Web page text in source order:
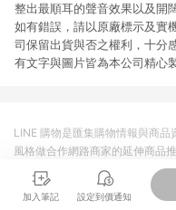
整出最順耳的聲音效果以及開
如有錯誤，請以原廠標示及實
司保留出貨與否之權利，十分
有文字與圖片皆為本公司精心
加入筆記 設定到價通知
LINE 購物是匯集購物情報與商
風格做合作網路商家的延伸商品
商品至各合作網路商家，確認現
準。